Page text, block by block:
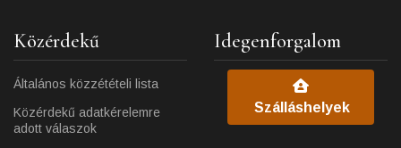
Közérdekű
Általános közzétételi lista
Közérdekű adatkérelemre
adott válaszok
Idegenforgalom
Szálláshelyek